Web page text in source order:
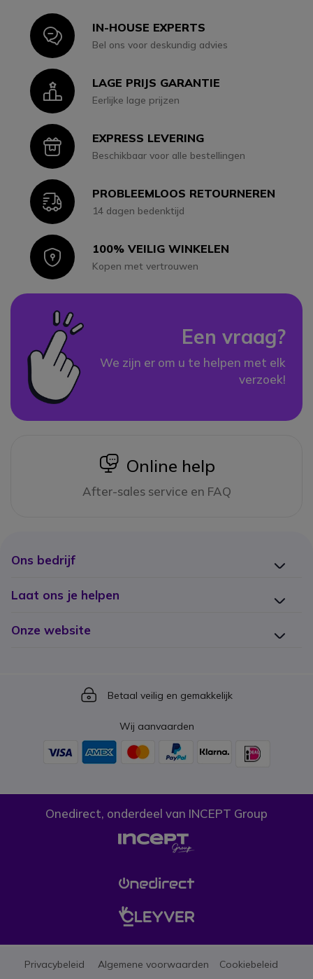
IconIN-HOUSE EXPERTS
Bel ons voor deskundig advies
IconLAGE PRIJS GARANTIE
Eerlijke lage prijzen
IconEXPRESS LEVERING
Beschikbaar voor alle bestellingen
IconPROBLEEMLOOS RETOURNEREN
14 dagen bedenktijd
Icon100% VEILIG WINKELEN
Kopen met vertrouwen
Een vraag?
We zijn er om u te helpen met elk
verzoek!
icon
Online help
After-sales service en FAQ
Ons bedrijf
Laat ons je helpen
Onze website
Icon
Betaal veilig en gemakkelijk
Wij aanvaarden
Onedirect, onderdeel van INCEPT Group
Privacybeleid Algemene voorwaarden Cookiebeleid